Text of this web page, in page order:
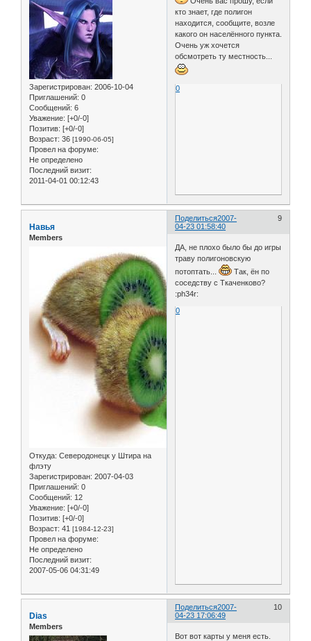
Зарегистрирован: 2006-10-04
Приглашений: 0
Сообщений: 6
Уважение: [+0/-0]
Позитив: [+0/-0]
Возраст: 36 [1990-06-05]
Провел на форуме:
Не определено
Последний визит:
2011-04-01 00:12:43
кто знает, где полигон
находится, сообщите, возле
какого он населённого пункта.
Очень уж хочется
обсмотреть ту местность...
0
Поделиться 9
2007-
04-23 01:58:40
Навья
Members
Откуда: Северодонецк у Штира на
флэту
Зарегистрирован: 2007-04-03
Приглашений: 0
Сообщений: 12
Уважение: [+0/-0]
Позитив: [+0/-0]
Возраст: 41 [1984-12-23]
Провел на форуме:
Не определено
Последний визит:
2007-05-06 04:31:49
ДА, не плохо было бы до игры
траву полигоновскую
потоптать...
Так, ён по
соседству с Ткаченково?
:ph34r:
0
Поделиться 10
2007-
04-23 17:06:49
Dias
Members
Вот вот карты у меня есть.